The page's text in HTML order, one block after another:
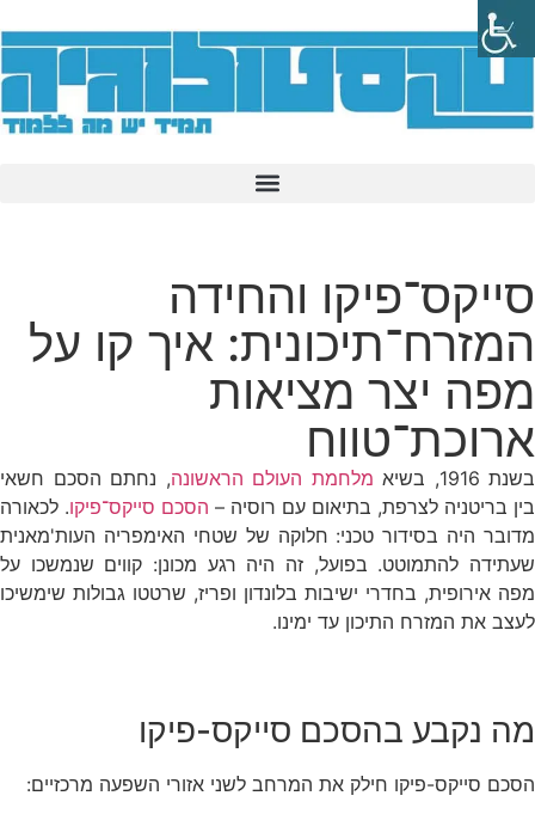
סייקס־פיקו והחידה
המזרח־תיכונית: איך קו על
מפה יצר מציאות
ארוכת־טווח
בשנת 1916, בשיא מלחמת העולם הראשונה, נחתם הסכם חשאי
בין בריטניה לצרפת, בתיאום עם רוסיה – הסכם סייקס־פיקו. לכאורה
מדובר היה בסידור טכני: חלוקה של שטחי האימפריה העות'מאנית
שעתידה להתמוטט. בפועל, זה היה רגע מכונן: קווים שנמשכו על
מפה אירופית, בחדרי ישיבות בלונדון ופריז, שרטטו גבולות שימשיכו
לעצב את המזרח התיכון עד ימינו.
מה נקבע בהסכם סייקס-פיקו
הסכם סייקס-פיקו חילק את המרחב לשני אזורי השפעה מרכזיים: